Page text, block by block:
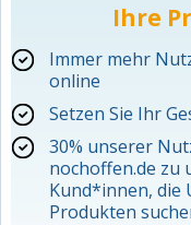
Ihre
Immer mehr
online
Setzen Sie Ihr
30% unserer
nochoffen.de zu
Kund*innen, die
Produkten